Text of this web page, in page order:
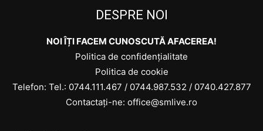
DESPRE NOI
NOI ÎȚI FACEM CUNOSCUTĂ AFACEREA!
Politica de confidențialitate
Politica de cookie
Telefon: Tel.: 0744.111.467 / 0744.987.532 / 0740.427.877
Contactați-ne: office@smlive.ro